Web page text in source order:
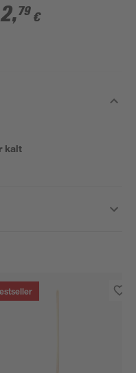
2,79 €
kalt